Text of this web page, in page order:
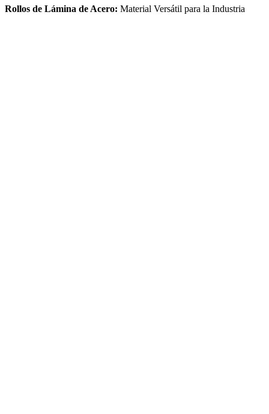
Rollos de Lámina de Acero: Material Versátil para la Industria